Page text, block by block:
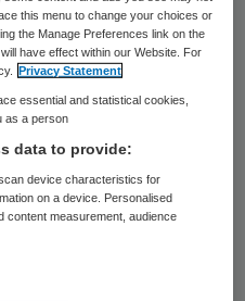
leven lang last
de kans op
werkloosheid,
De
vinden dat het aantal
25 procent omlaag
dinsdag met zijn
this menu to change your choices or
the Manage Preferences link on the
have effect within our Website. For
Privacy Statement
essential and statistical cookies,
as a person
data to provide:
device characteristics for
on a device. Personalised
content measurement, audience